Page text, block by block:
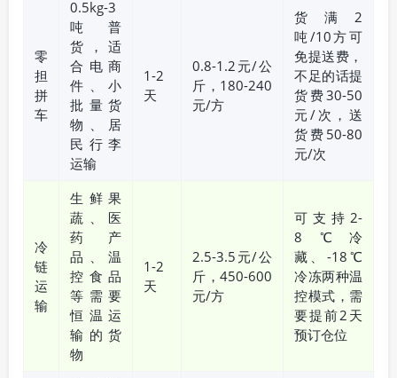
零
担
拼
车
0.5kg-3
吨普
货，适
合电商
件、小
批量货
物、居
民行李
运输
1-2
天
0.8-1.2元/公
斤，180-240
元/方
货满2
吨/10方可
免提送费，
不足的话提
货费30-50
元/次，送
货费50-80
元/次
冷
链
运
输
生鲜果
蔬、医
药产
品、温
控食品
等需要
恒温运
输的货
物
1-2
天
2.5-3.5元/公
斤，450-600
元/方
可支持2-
8℃冷
藏、-18℃
冷冻两种温
控模式，需
要提前2天
预订仓位